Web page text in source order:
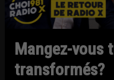
Mangez-vous
transformés?